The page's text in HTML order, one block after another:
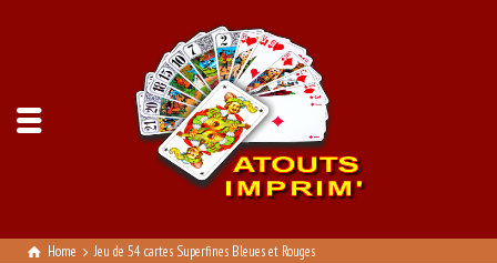
Home Jeu de 54 cartes Superfines Bleues et Rouges